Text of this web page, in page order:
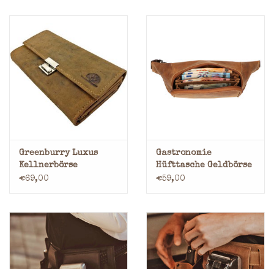
Greenburry Luxus
Kellnerbörse
Taxibörse Oder
€69,00
Gastronomie
Hüfttasche Geldbörse
Hunter Braun
€59,00